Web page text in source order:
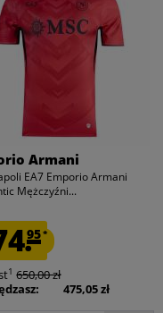
Armani
EA7 Emporio Armani
Mężczyźni...
95*
1 650,00 zł
475,05 zł